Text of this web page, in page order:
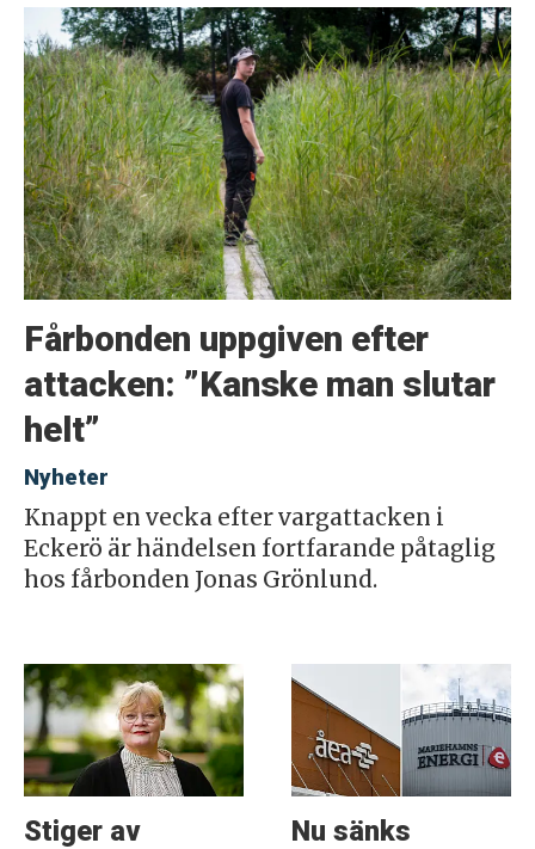
Fårbonden uppgiven efter
attacken: ”Kanske man slutar
helt”
Nyheter
Knappt en vecka efter vargattacken i
Eckerö är händelsen fortfarande påtaglig
hos fårbonden Jonas Grönlund.
Stiger av
Nu sänks